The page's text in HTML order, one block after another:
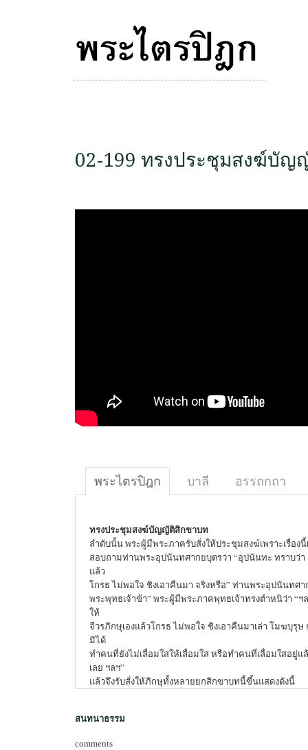
02-199 ทรงประชุมสงฆ์บั
พระไตรปิฎก บาลี อรรถกถา
ทรงประชุมสงฆ์บัญญัติสิกขาบท
ลำดับนั้น พระผู้มีพระภาครับสั่งให้ประชุมสงฆ์เพราะเรื่อง
สอบถามท่านพระอุปนันทศากยบุตรว่า “อุปนันทะ ทราบว่า
แล้ว
โกรธ ไม่พอใจ ชิงเอาคืนมา จริงหรือ” ท่านพระอุปนันทศา
พระพุทธเจ้าข้า” พระผู้มีพระภาคพุทธเจ้าทรงตำหนิว่า “
ให้
จีวรภิกษุเองแล้วโกรธ ไม่พอใจ ชิงเอาคืนมาเล่า โมฆบุรุษ
มิได้
ทำคนที่ยังไม่เลื่อมใสให้เลื่อมใส หรือทำคนที่เลื่อมใสอยู่แ
เลย ฯลฯ”
แล้วจึงรับสั่งให้ภิกษุทั้งหลายยกสิกขาบทนี้ขึ้นแสดงดังนี้
สนทนาธรรม
comments